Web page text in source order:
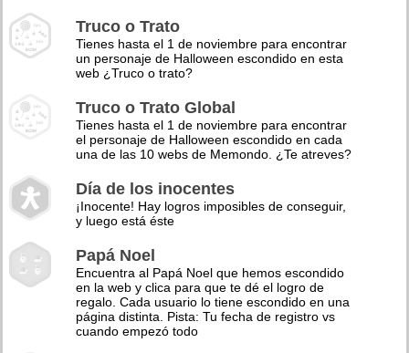
Truco o Trato
Tienes hasta el 1 de noviembre para encontrar
un personaje de Halloween escondido en esta
web ¿Truco o trato?
Truco o Trato Global
Tienes hasta el 1 de noviembre para encontrar
el personaje de Halloween escondido en cada
una de las 10 webs de Memondo. ¿Te atreves?
Día de los inocentes
¡Inocente! Hay logros imposibles de conseguir,
y luego está éste
Papá Noel
Encuentra al Papá Noel que hemos escondido
en la web y clica para que te dé el logro de
regalo. Cada usuario lo tiene escondido en una
página distinta. Pista: Tu fecha de registro vs
cuando empezó todo